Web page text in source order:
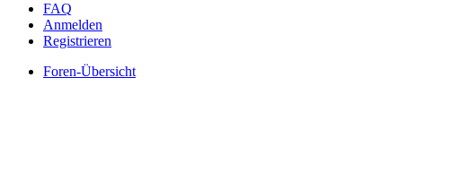
FAQ
Anmelden
Registrieren
Foren-Übersicht